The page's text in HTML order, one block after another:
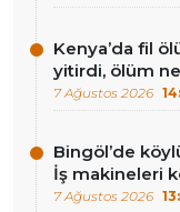
Kenya’da fil
yitirdi, ölüm
7 Ağustos 2026
Bingöl’de
İş makineleri
7 Ağustos 2026